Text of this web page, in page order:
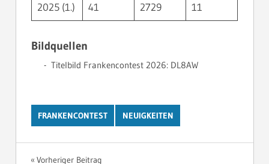
2025 (1.) 41 2729 11
Bildquellen
Titelbild Frankencontest 2026: DL8AW
FRANKENCONTEST NEUIGKEITEN
Vorheriger Beitrag